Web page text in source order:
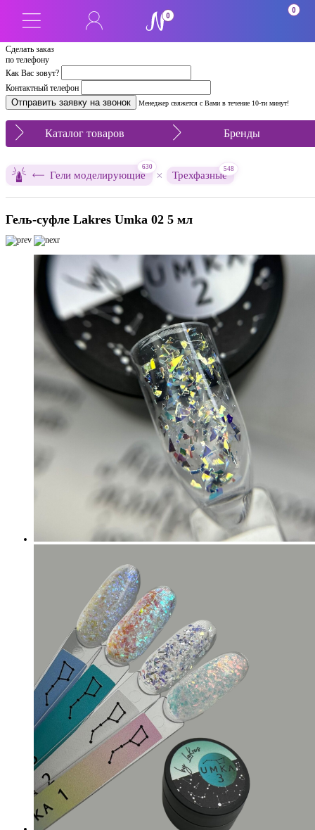
Сделать заказ
по телефону
Как Вас зовут?
Контактный телефон
Менеджер свяжется с Вами в течение 10-ти минут!
0
0
Каталог товаров Бренды
Гели моделирующие
630
× Трехфазные
548
Гель-суфле Lakres Umka 02 5 мл